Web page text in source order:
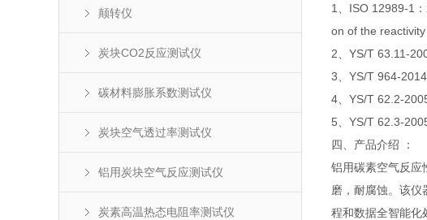
颠转仪
炭块CO2反应测试仪
碳材料膨胀系数测试仪
炭块空气透过率测试仪
铝用炭块空气反应测试仪
炭素高温热态电阻率测试仪
1、ISO 12989-1
on of the
2、YS/T 63.11-
3、YS/T 964-
4、YS/T 62.2-
5、YS/T 62.3-
四、产品介绍 ：
铝用碳素空气反应
磨，耐腐蚀。该仪
程和数据全智能化